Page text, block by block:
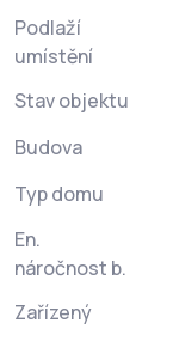
Podlaží
umístění
Stav objektu
Budova
Typ domu
En.
náročnost b.
Zařízený